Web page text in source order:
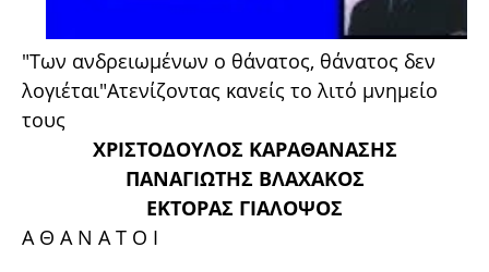
"Των ανδρειωμένων ο θάνατος, θάνατος δεν
λογιέται"Ατενίζοντας κανείς το λιτό μνημείο
τους
ΧΡΙΣΤΟΔΟΥΛΟΣ ΚΑΡΑΘΑΝΑΣΗΣ
ΠΑΝΑΓΙΩΤΗΣ ΒΛΑΧΑΚΟΣ
ΕΚΤΟΡΑΣ ΓΙΑΛΟΨΟΣ
Α Θ Α Ν Α Τ Ο Ι